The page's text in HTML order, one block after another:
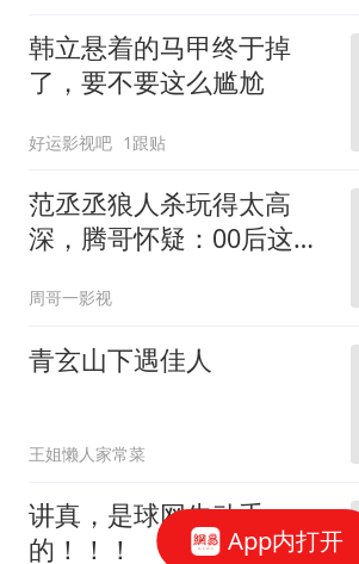
韩立悬着的马甲终于掉
了，要不要这么尴尬
好运影视吧 1跟贴
范丞丞狼人杀玩得太高
深，腾哥怀疑：00后这么
周哥一影视
青玄山下遇佳人
王姐懒人家常菜
讲真，是球网先动手
的！！！
App内打开